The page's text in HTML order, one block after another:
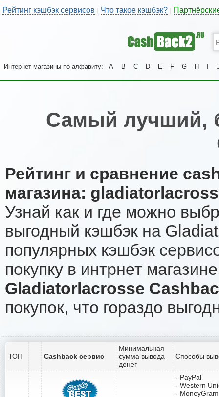
Рейтинг кэшбэк сервисов | Что такое кэшбэк?
Интернет магазины по алфавиту: A B C D E F G H
Самый лучший,
Рейтинг и сравнение
магазина:
Узнай как и где можно
выгодный кэшбэк на
популярных кэшбэк
покупку в интрнет
Gladiatorlacrosse
покупок, что гораздо
ТОП Cashback сервис
Минимальная
сумма вывода
денег
Способы
- PayPal
- Western
- MoneyGram